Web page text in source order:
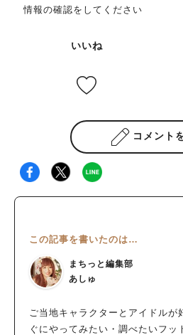
情報の確認をしてください
いいね
コメント
この記事を書いたのは…
まちっと編集部
あしゅ
ご当地キャラクターとアイドルが
ぐにやってみたい・調べたいフッ